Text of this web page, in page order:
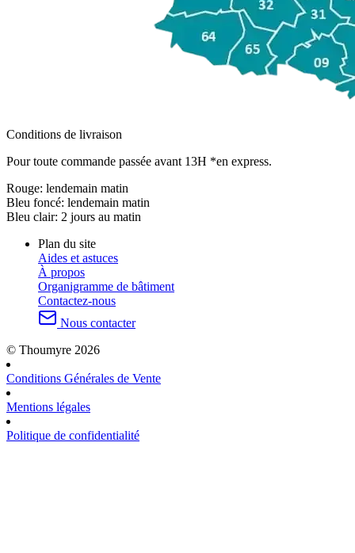
Conditions de livraison
Pour toute commande passée avant 13H *en express.
Rouge: lendemain matin
Bleu foncé: lendemain matin
Bleu clair: 2 jours au matin
Plan du site
Aides et astuces
À propos
Organigramme de bâtiment
Contactez-nous
Nous contacter
© Thoumyre 2026
Conditions Générales de Vente
Mentions légales
Politique de confidentialité